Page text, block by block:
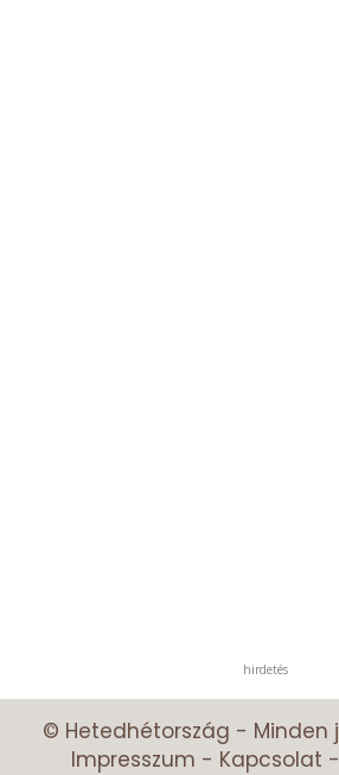
hirdetés
© Hetedhétország -
Impresszum - Kapcsolat -